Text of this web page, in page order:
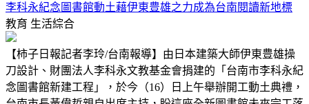
李科永紀念圖書館動土藉伊東豊雄之力成為台南閱讀新地標
教育 生活綜合
【柿子日報記者李玲/台南報導】由日本建築大師伊東豊雄操
刀設計、財團法人李科永文教基金會捐建的「台南市李科永紀
念圖書館新建工程」，於今（16）日上午舉辦開工動土典禮，